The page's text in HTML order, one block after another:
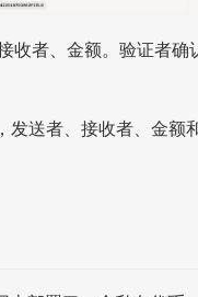
收者、金额。验证者确
发送者、接收者、金额